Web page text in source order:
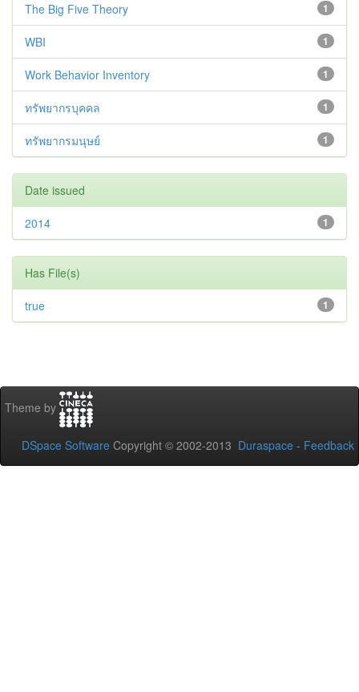
1
The Big Five Theory
1
WBI
1
Work Behavior Inventory
1
ทรัพยากรบุคคล
1
ทรัพยากรมนุษย์
Date issued
1
2014
Has File(s)
1
true
Theme by
DSpace Software Copyright © 2002-2013 Duraspace - Feedback